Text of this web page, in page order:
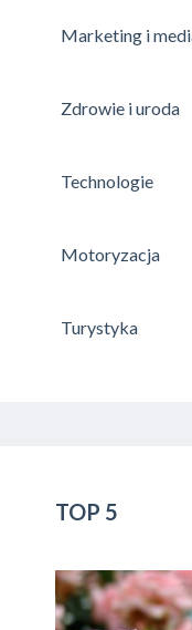
Marketing i
Zdrowie i uroda
Technologie
Motoryzacja
Turystyka
TOP 5